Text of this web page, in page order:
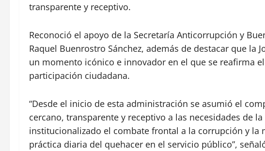
transparente y receptivo.
Reconoció el apoyo de la Secretaría Anticorrupción y
Raquel Buenrostro Sánchez, además de destacar que la
un momento icónico e innovador en el que se reafirma
participación ciudadana.
“Desde el inicio de esta administración se asumió el
cercano, transparente y receptivo a las necesidades de
institucionalizado el combate frontal a la corrupción y la
práctica diaria del quehacer en el servicio público”,